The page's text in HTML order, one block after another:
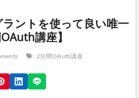
ントを使って良い唯一
講座】
2分間OAuth講座